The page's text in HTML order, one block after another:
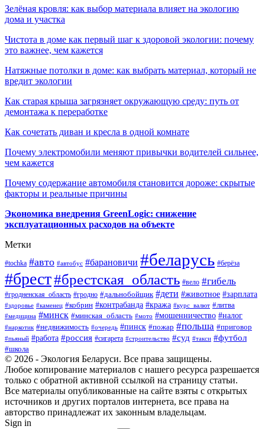
Зелёная кровля: как выбор материала влияет на экологию
дома и участка
Чистота в доме как первый шаг к здоровой экологии: почему
это важнее, чем кажется
Натяжные потолки в доме: как выбрать материал, который не
вредит экологии
Как старая крыша загрязняет окружающую среду: путь от
демонтажа к переработке
Как сочетать диван и кресла в одной комнате
Почему электромобили меняют привычки водителей сильнее,
чем кажется
Почему содержание автомобиля становится дороже: скрытые
факторы и реальные причины
Экономика внедрения GreenLogic: снижение
эксплуатационных расходов на объекте
Метки
#tochka #авто #автобус #барановичи #беларусь #берёза
#брест#брестская_область #вело #гибель
#гродненская_область #гродно #дальнобойщик #дети #животное #зарплата
#здоровье #каменец #кобрин #контрабанда #кража #курс_валют #литва
#медицина #минск #минская_область #мото #мошенничество #налог
#наркотик #недвижимость #очередь #пинск #пожар #польша #приговор
#пьяный #работа #россия #сигарета #строительство #суд #такси #футбол
#школа
© 2026 - Экология Беларуси. Все права защищены.
Любое копирование материалов с нашего ресурса разрешается
только с обратной активной ссылкой на страницу статьи.
Все материалы опубликованные на сайте взяты с открытых
источников и других порталов интернета, все права на
авторство принадлежат их законным владельцам.
Sign in